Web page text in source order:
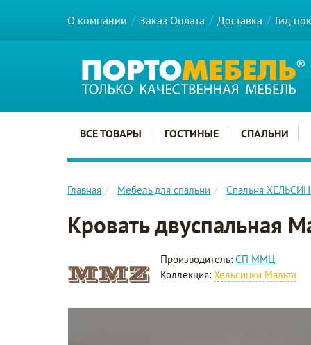
О компании Заказ Оплата Доставка Гид
Главное меню сайта
ВСЕ ТОВАРЫ ГОСТИНЫЕ СПАЛЬНИ
Главная Мебель для спальни Спальня
Кровать двуспальная
Производитель: СП ММЦ
Коллекция: Хельсинки Мальта